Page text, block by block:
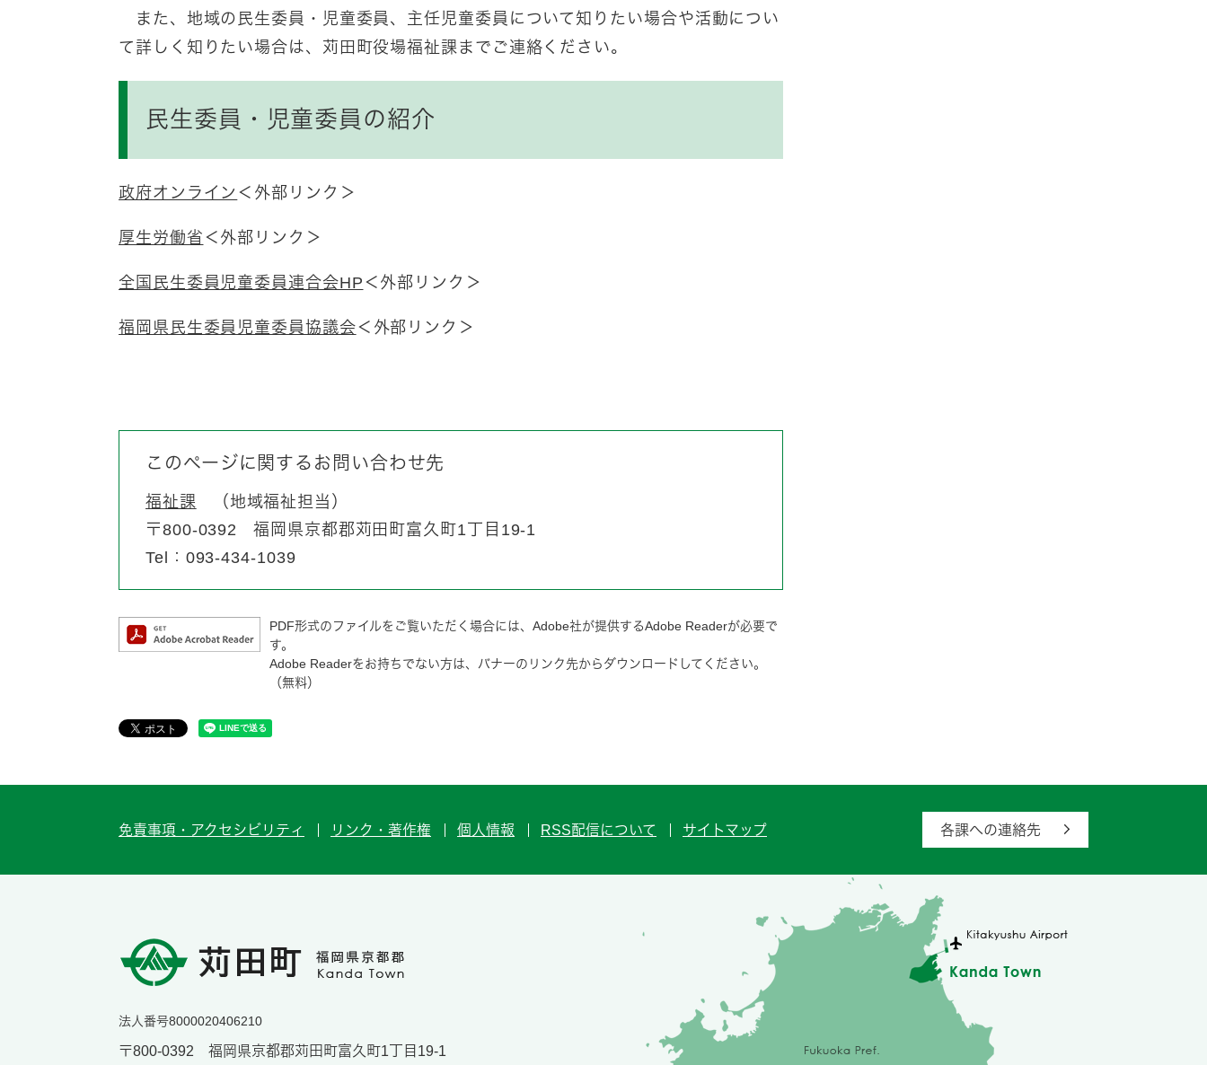
また、地域の民生委員・児童委員、主任児童委員について知りたい場合や活動につい
て詳しく知りたい場合は、苅田町役場福祉課までご連絡ください。
民生委員・児童委員の紹介
政府オンライン ＜外部リンク＞
厚生労働省 ＜外部リンク＞
全国民生委員児童委員連合会HP ＜外部リンク＞
福岡県民生委員児童委員協議会＜外部リンク＞
このページに関するお問い合わせ先
福祉課
地域福祉担当
〒800-0392
福岡県京都郡苅田町富久町1丁目19-1
Tel：093-434-1039
PDF形式のファイルをご覧いただく場合には、Adobe社が提供するAdobe Readerが必要で
す。
Adobe Readerをお持ちでない方は、バナーのリンク先からダウンロードしてください。
（無料）
免責事項・アクセシビリティ リンク・著作権 個人情報 RSS配信について サイトマップ 各課への連絡先
法人番号8000020406210
〒800-0392 福岡県京都郡苅田町富久町1丁目19-1